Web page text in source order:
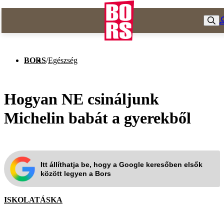
BORS/Egészség
Hogyan NE csináljunk
Michelin babát a gyerekből
Itt állíthatja be, hogy a Google keresőben elsők
között legyen a Bors
ISKOLATÁSKA